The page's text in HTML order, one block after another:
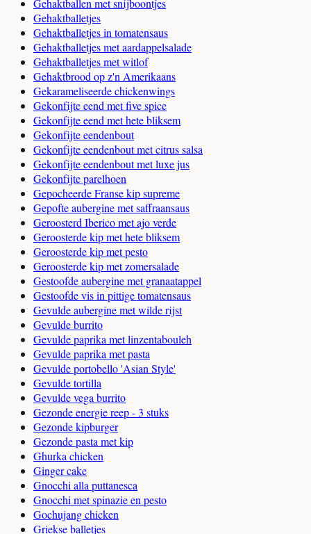
Gehaktballen met snijboontjes
Gehaktballetjes
Gehaktballetjes in tomatensaus
Gehaktballetjes met aardappelsalade
Gehaktballetjes met witlof
Gehaktbrood op z'n Amerikaans
Gekarameliseerde chickenwings
Gekonfijte eend met five spice
Gekonfijte eend met hete bliksem
Gekonfijte eendenbout
Gekonfijte eendenbout met citrus salsa
Gekonfijte eendenbout met luxe jus
Gekonfijte parelhoen
Gepocheerde Franse kip supreme
Gepofte aubergine met saffraansaus
Geroosterd Iberico met ajo verde
Geroosterde kip met hete bliksem
Geroosterde kip met pesto
Geroosterde kip met zomersalade
Gestoofde aubergine met granaatappel
Gestoofde vis in pittige tomatensaus
Gevulde aubergine met wilde rijst
Gevulde burrito
Gevulde paprika met linzentabouleh
Gevulde paprika met pasta
Gevulde portobello 'Asian Style'
Gevulde tortilla
Gevulde vega burrito
Gezonde energie reep - 3 stuks
Gezonde kipburger
Gezonde pasta met kip
Ghurka chicken
Ginger cake
Gnocchi alla puttanesca
Gnocchi met spinazie en pesto
Gochujang chicken
Griekse balletjes